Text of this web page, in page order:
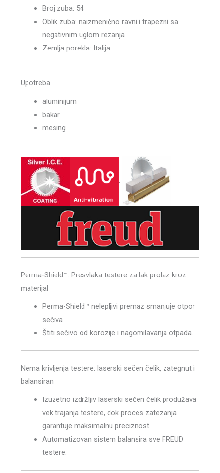
Broj zuba: 54
Oblik zuba: naizmenično ravni i trapezni sa
negativnim uglom rezanja
Zemlja porekla: Italija
Upotreba
aluminijum
bakar
mesing
.
Perma-Shield™: Presvlaka testere za lak prolaz kroz
materijal
Perma-Shield™ nelepljivi premaz smanjuje otpor
sečiva
Štiti sečivo od korozije i nagomilavanja otpada.
Nema krivljenja testere: laserski sečen čelik, zategnut i
balansiran
Izuzetno izdržljiv laserski sečen čelik produžava
vek trajanja testere, dok proces zatezanja
garantuje maksimalnu preciznost.
Automatizovan sistem balansira sve FREUD
testere.